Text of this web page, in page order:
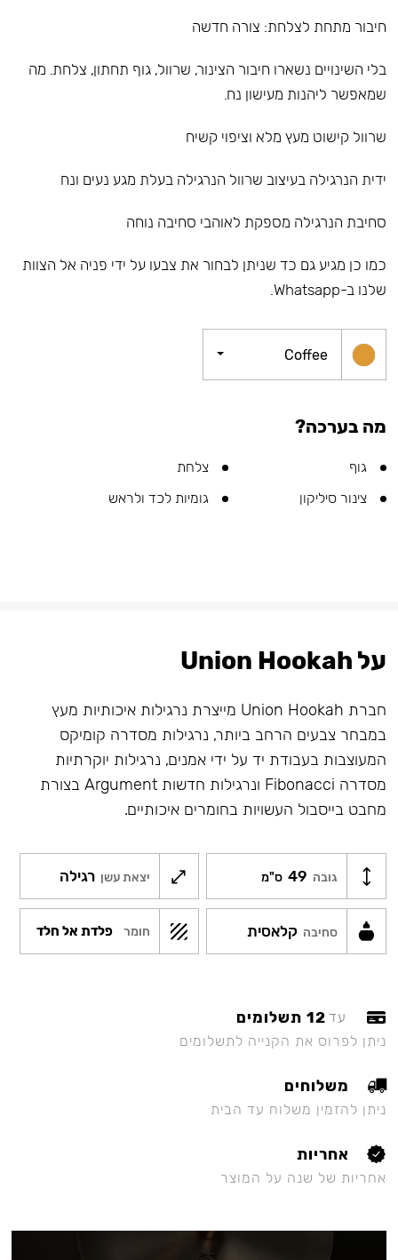
חיבור מתחת לצלחת: צורה חדשה
בלי השינויים נשארו חיבור הצינור, שרוול, גוף תחתון, צלחת. מה
שמאפשר ליהנות מעישון נח.
שרוול קישוט מעץ מלא וציפוי קשיח
ידית הנרגילה בעיצוב שרוול הנרגילה בעלת מגע נעים ונח
סחיבת הנרגילה מספקת לאוהבי סחיבה נוחה
כמו כן מגיע גם כד שניתן לבחור את צבעו על ידי פניה אל הצוות
שלנו ב-Whatsapp.
Coffee
מה בערכה?
גוף
צלחת
צינור סיליקון
גומיות לכד ולראש
על Union Hookah
חברת Union Hookah מייצרת נרגילות איכותיות מעץ
במבחר צבעים הרחב ביותר, נרגילות מסדרה קומיקס
המעוצבות בעבודת יד על ידי אמנים, נרגילות יוקרתיות
מסדרה Fibonacci ונרגילות חדשות Argument בצורת
מחבט בייסבול העשויות בחומרים איכותיים.
גובה 49 ס"מ יצאת עשן רגילה
סחיבה קלאסית חומר פלדת אל חלד
עד 12 תשלומים
ניתן לפרוס את הקנייה לתשלומים
משלוחים
ניתן להזמין משלוח עד הבית
אחריות
אחריות של שנה על המוצר